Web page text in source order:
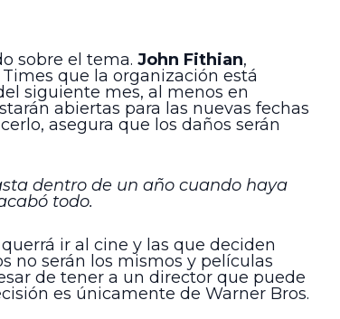
sobre el tema. John Fithian,
que la organización está
siguiente mes, al menos en
abiertas para las nuevas fechas
asegura que los daños serán
dentro de un año cuando haya
todo.
ir al cine y las que deciden
no serán los mismos y películas
de tener a un director que puede
es únicamente de Warner Bros.